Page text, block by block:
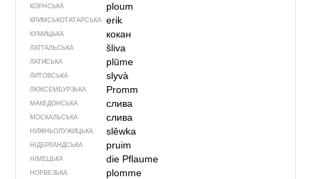
КОРНСЬКА ploum
КРИМСЬКОТАТАРСЬКА erik
КУМИЦЬКА кокан
ЛАТГАЛЬСЬКА šliva
ЛАТИСЬКА plūme
ЛИТОВСЬКА slyvà
ЛЮКСЕМБУРЗЬКА Promm
МАКЕДОНСЬКА слива
МОСКАЛЬСЬКА слива
НИЖНЬОЛУЖИЦЬКА slěwka
НІДЕРЛАНДСЬКА pruim
НІМЕЦЬКА die Pflaume
НОРВЕЗЬКА plomme